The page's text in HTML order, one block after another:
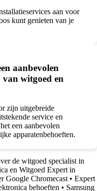
aan voor
kunt genieten van je
aanbevolen
witgoed en
zijn uitgebreide
service en
een aanbevolen
apparatenbehoeften.
de witgoed specialist in
en Witgoed Expert in
Google Chromecast• Expert
behoeften • Samsung